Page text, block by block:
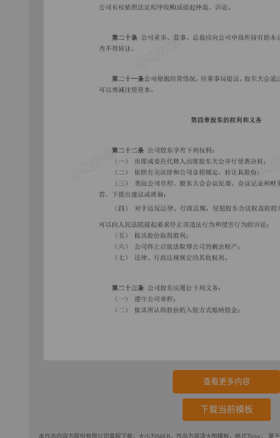
查看更多内容
下载当前模板
本作品内容为 股份有限公司章程 下载，大小为84KB，作品为高清大图模板，格式为doc， 属于